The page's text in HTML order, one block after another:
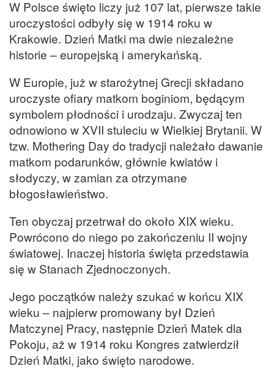
W Polsce święto liczy już 107 lat, pierwsze takie
uroczystości odbyły się w 1914 roku w
Krakowie. Dzień Matki ma dwie niezależne
historie – europejską i amerykańską.
W Europie, już w starożytnej Grecji składano
uroczyste ofiary matkom boginiom, będącym
symbolem płodności i urodzaju. Zwyczaj ten
odnowiono w XVII stuleciu w Wielkiej Brytanii. W
tzw. Mothering Day do tradycji należało dawanie
matkom podarunków, głównie kwiatów i
słodyczy, w zamian za otrzymane
błogosławieństwo.
Ten obyczaj przetrwał do około XIX wieku.
Powrócono do niego po zakończeniu II wojny
światowej. Inaczej historia święta przedstawia
się w Stanach Zjednoczonych.
Jego początków należy szukać w końcu XIX
wieku – najpierw promowany był Dzień
Matczynej Pracy, następnie Dzień Matek dla
Pokoju, aż w 1914 roku Kongres zatwierdził
Dzień Matki, jako święto narodowe.